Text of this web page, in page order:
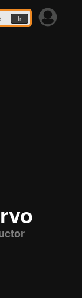
Ir